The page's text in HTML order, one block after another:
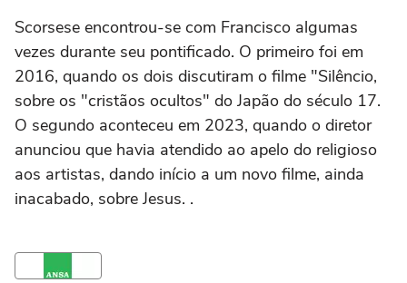
Scorsese encontrou-se com Francisco algumas
vezes durante seu pontificado. O primeiro foi em
2016, quando os dois discutiram o filme "Silêncio,
sobre os "cristãos ocultos" do Japão do século 17.
O segundo aconteceu em 2023, quando o diretor
anunciou que havia atendido ao apelo do religioso
aos artistas, dando início a um novo filme, ainda
inacabado, sobre Jesus. .